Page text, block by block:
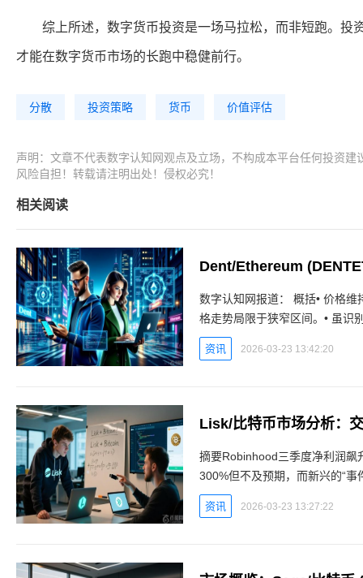
综上所述，数字货币投资是一场马拉松，而非短跑。投
才能在数字货币市场的长跑中稳健前行。
分散 投资策略 货币 价值评估
声明：文章不代表数字认知网观点及立场，不构成本平台任何投资
风险自担！转载请注明出处！侵权必究！
相关阅读
Dent/Ethereum
数字认知网报道： 概括• 价格
格走势局限于狭窄区间。• 虽识
能中性，MACD 指标显示趋势
资讯 2026-03-23 13:42:20
Lisk/比特币市场分析：
摘要Robinhood三季度净利润飙
300%但不及预期，而新兴的“事件
Lisk/比特币交易区间狭窄，关键
资讯 2026-03-23 13:27:22